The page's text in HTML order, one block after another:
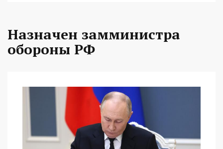
Назначен замминистра
обороны РФ